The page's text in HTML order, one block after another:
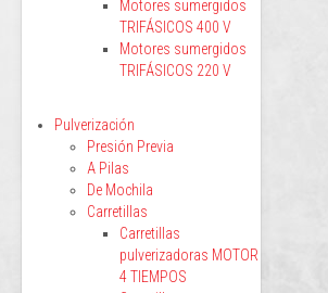
Motores sumergidos
TRIFÁSICOS 400 V
Motores sumergidos
TRIFÁSICOS 220 V
Pulverización
Presión Previa
A Pilas
De Mochila
Carretillas
Carretillas
pulverizadoras MOTOR
4 TIEMPOS